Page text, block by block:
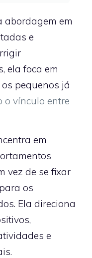
abordagem em
e
ela foca em
pequenos já
vínculo entre
em
vez de se fixar
os
Ela direciona
e